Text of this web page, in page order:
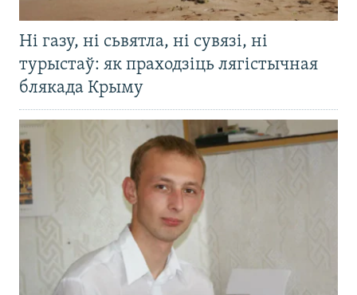
Ні газу, ні сьвятла, ні сувязі, ні
турыстаў: як праходзіць лягістычная
блякада Крыму